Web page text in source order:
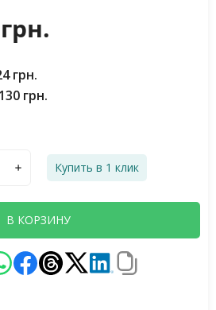
грн.
грн.
Купить в 1 клик
В КОРЗИНУ